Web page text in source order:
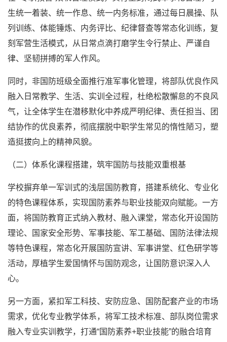
生统一着装、统一作息、统一内务标准，通过每日晨操、队
列训练、体能锤炼、内务评比、纪律督查等常态化训练，复
刻军营生活模式，从日常点滴打磨学生令行禁止、严谨自
律、坚韧拼搏的军人作风。
同时，非国防班级全面推行准军事化管理，将部队优良作风
融入日常教学、生活、实训全过程，杜绝松散懈怠的不良风
气，让全体学生在潜移默化中养成严明纪律、责任担当、团
结协作的优良素养，彻底摆脱中职学生常见的惰性陋习，塑
造挺拔向上的精神风貌。
（二）体系化课程搭建，筑牢国防与技能双重根基
学校摒弃单一军训式的浅层国防教育，搭建系统化、专业化
的特色课程体系，实现国防素养与职业技能双向赋能。一方
面，将国防教育正式纳入教材、融入课堂，常态化开设国防
理论、国家安全形势、军事技能、军工基础、国防法律法规
等特色课程，常态化开展国防宣讲、军事讲堂、红色研学等
活动，厚植学生爱国情怀与国防观念，让国防意识深入人
心。
另一方面，紧扣军工科技、安防应急、国防配套产业的市场
需求，优化专业教学体系，将军工技术标准、部队岗位需求
融入专业实训教学，打通“国防素养+职业技能”的融合培育